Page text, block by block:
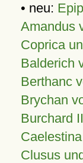
• neu:
Amandus
Coprica
Balderich
Berthanc
Brychan
Burchard
Clusus